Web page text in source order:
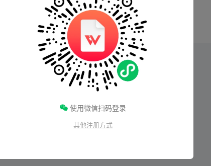
使用微信扫码登录
其他注册方式